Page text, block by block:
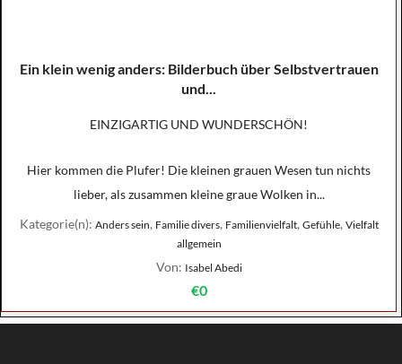
Ein klein wenig anders: Bilderbuch über Selbstvertrauen
und...
EINZIGARTIG UND WUNDERSCHÖN!
Hier kommen die Plufer! Die kleinen grauen Wesen tun nichts
lieber, als zusammen kleine graue Wolken in...
Kategorie(n): Anders sein, Familie divers, Familienvielfalt, Gefühle, Vielfalt
allgemein
Von: Isabel Abedi
€0